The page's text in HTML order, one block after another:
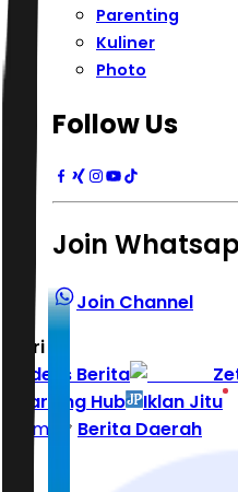
Parenting
Kuliner
Photo
Follow Us
Join
Join Channel
Hari ini
Indeks Berita
Learning Hub
Iklan Jitu
Home
Berita Daerah